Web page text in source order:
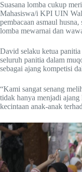
Suasana lomba cukup
Mahasiswa/i KPI UIN
pembacaan asmaul
lomba mewarnai dan
David selaku ketua
seluruh panitia dalam
sebagai ajang kompetisi
“Kami sangat senang
tidak hanya menjadi
kecintaan anak-anak